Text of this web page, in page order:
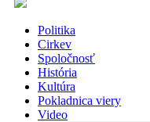
Politika
Cirkev
Spoločnosť
História
Kultúra
Pokladnica viery
Video